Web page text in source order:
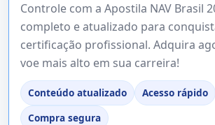
Controle com a Apostila NAV Brasil
completo e atualizado para
certificação profissional. Adquira
voe mais alto em sua carreira!
Conteúdo atualizado
Acesso rápido
Compra segura